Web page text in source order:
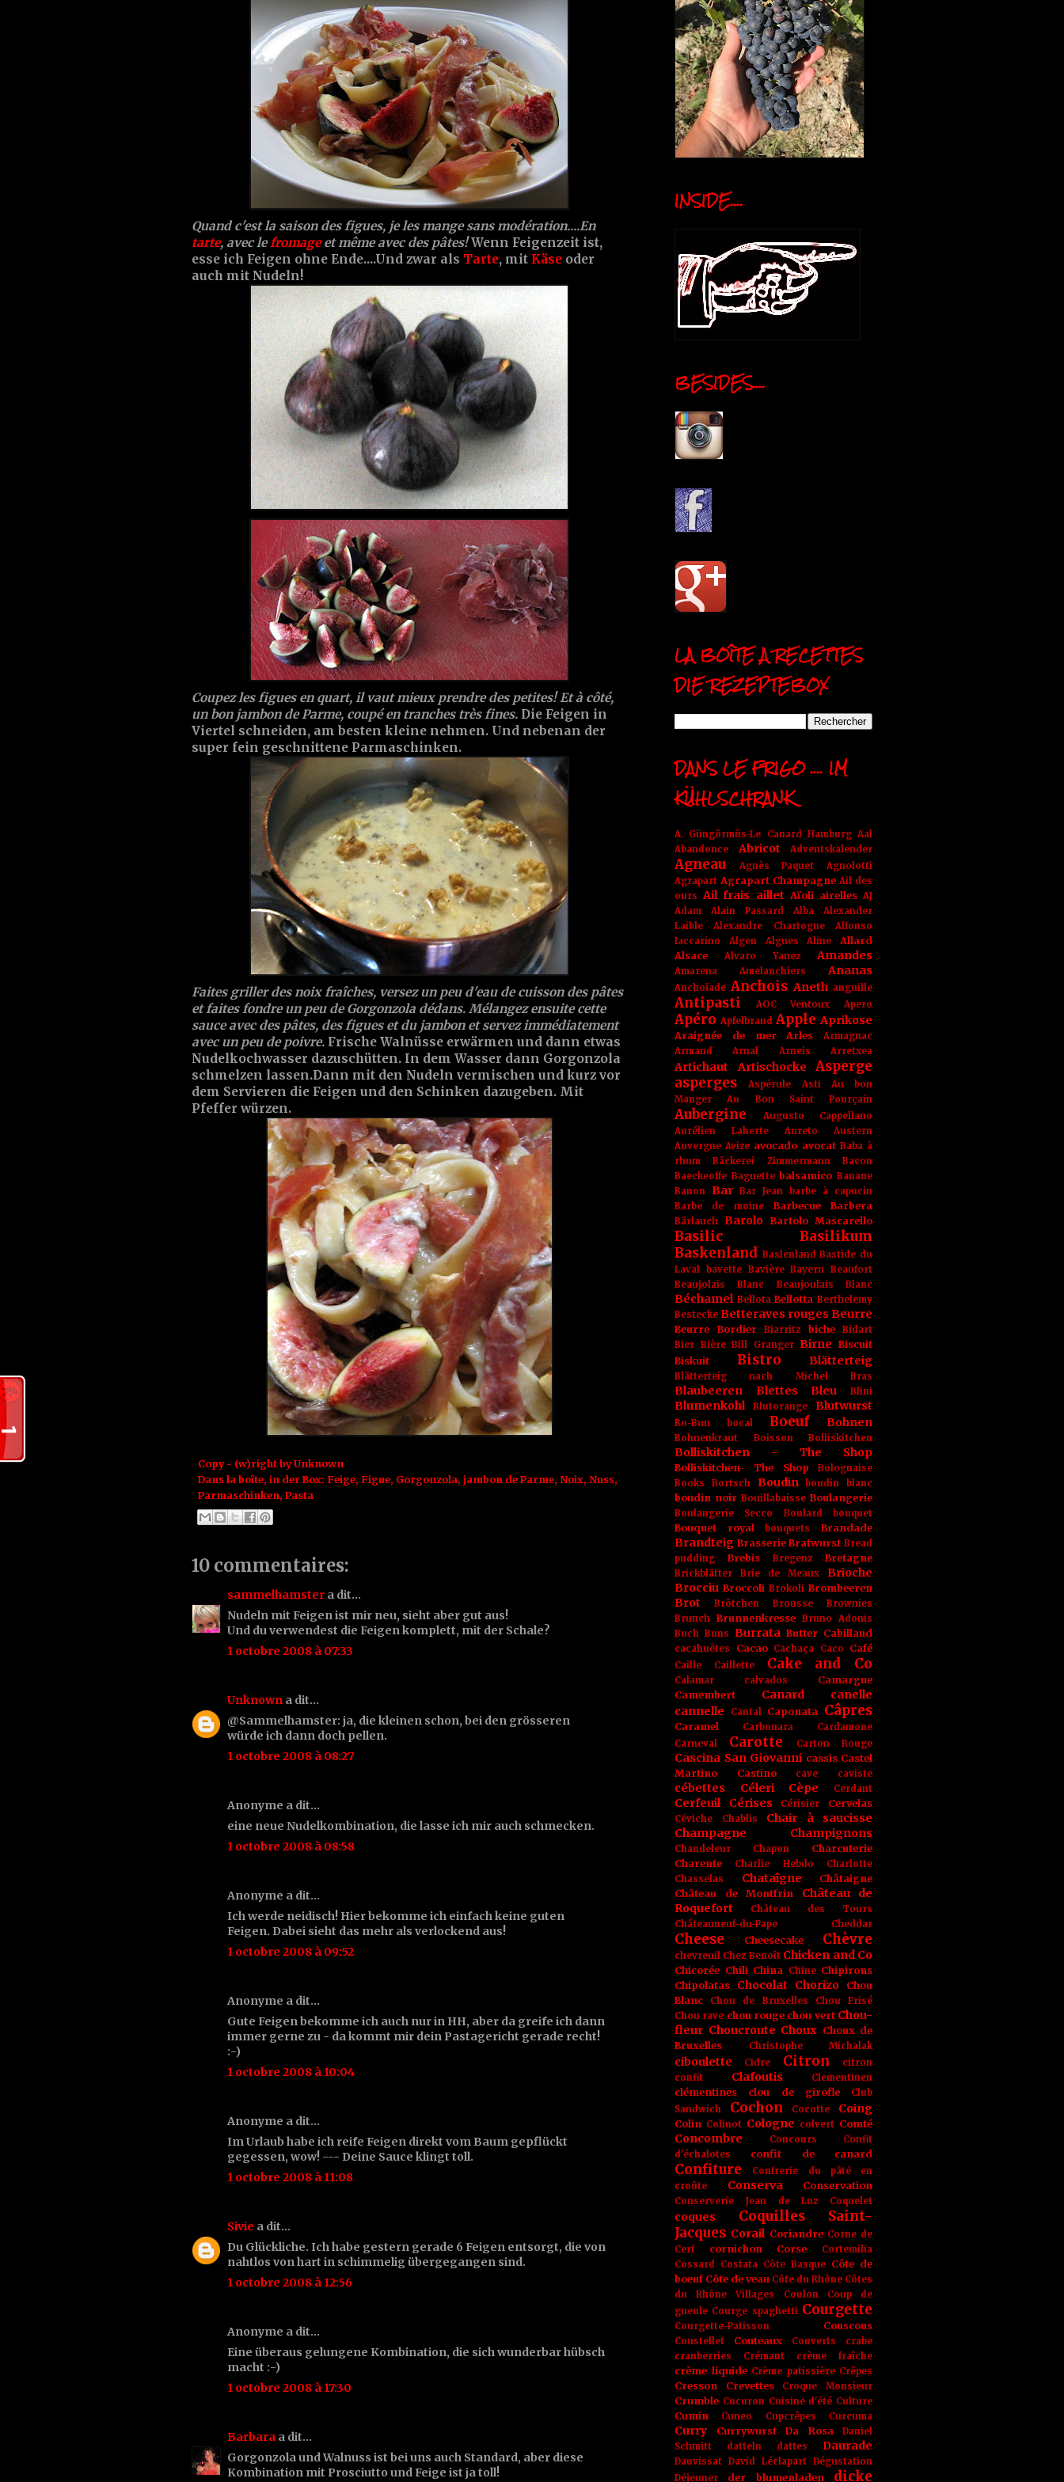
Quand c'est la saison des figues, je les mange sans modération....En
tarte, avec lefromageet même avec des pâtes!Wenn Feigenzeit ist,
esse ich Feigen ohne Ende....Und zwar als Tarte, mit Käse oder
auch mit Nudeln!
Coupez les figues en quart, il vaut mieux prendre des petites! Et à côté,
un bon jambon de Parme, coupé en tranches très fines. Die Feigen in
Viertel schneiden, am besten kleine nehmen. Und nebenan der
super fein geschnittene Parmaschinken.
Faites griller des noix fraîches, versez un peu d'eau de cuisson des pâtes
et faites fondre un peu de Gorgonzola dédans. Mélangez ensuite cette
sauce avec des pâtes, des figues et du jambon et servez immédiatement
avec un peu de poivre. Frische Walnüsse erwärmen und dann etwas
Nudelkochwasser dazuschütten. In dem Wasser dann Gorgonzola
schmelzen lassen.Dann mit den Nudeln vermischen und kurz vor
dem Servieren die Feigen und den Schinken dazugeben. Mit
Pfeffer würzen.
Copy - (w)right byUnknown
Dans la boîte, in der Box: Feige, Figue, Gorgonzola, jambon de Parme, Noix, Nuss,
Parmaschinken, Pasta
10 commentaires:
sammelhamster a dit…
Nudeln mit Feigen ist mir neu, sieht aber gut aus!
Und du verwendest die Feigen komplett, mit der Schale?
1 octobre 2008 à 07:33
Unknown a dit…
@Sammelhamster: ja, die kleinen schon, bei den grösseren
würde ich dann doch pellen.
1 octobre 2008 à 08:27
Anonyme a dit…
eine neue Nudelkombination, die lasse ich mir auch schmecken.
1 octobre 2008 à 08:58
Anonyme a dit…
Ich werde neidisch! Hier bekomme ich einfach keine guten
Feigen. Dabei sieht das mehr als verlockend aus!
1 octobre 2008 à 09:52
Anonyme a dit…
Gute Feigen bekomme ich auch nur in HH, aber da greife ich dann
immer gerne zu - da kommt mir dein Pastagericht gerade recht!
:-)
1 octobre 2008 à 10:04
Anonyme a dit…
Im Urlaub habe ich reife Feigen direkt vom Baum gepflückt
gegessen, wow! --- Deine Sauce klingt toll.
1 octobre 2008 à 11:08
Sivie a dit…
Du Glückliche. Ich habe gestern gerade 6 Feigen entsorgt, die von
nahtlos von hart in schimmelig übergegangen sind.
1 octobre 2008 à 12:56
Anonyme a dit…
Eine überaus gelungene Kombination, die sich wunderbar hübsch
macht :-)
1 octobre 2008 à 17:30
Barbara a dit…
Gorgonzola und Walnuss ist bei uns auch Standard, aber diese
Kombination mit Prosciutto und Feige ist ja toll!
INSIDE....
BESIDES....
LA BOÎTE A RECETTES
DIE REZEPTEBOX
DANS LE FRIGO .... IM
KÜHLSCHRANK
A. Güngörmüs-Le Canard Hamburg Aal
Abandonce
Abricot Adventskalender
Agneau Agnès Paquet
Agnolotti
Agrapart Agrapart Champagne Ail des
ours Ail frais aillet Aïoli airelles AJ
Adam
Alain Passard Alba
Alexander
Laible
Alexandre Chartogne
Alfonso
Iaccarino
Algen Algues Aline
Allard
Alsace
Alvaro Yanez Amandes
Amarena Amelanchiers Ananas
Anchoïade Anchois Aneth anguille
Antipasti AOC Ventoux Apero
Apéro Apfelbrand Apple Aprikose
Araignée de mer Arles
Armagnac
Armand Arnal
Arneis Arretxea
Artichaut Artischocke
Asperge
asperges
Aspérule Asti
Au bon
Manger
Au Bon Saint Pourçain
Aubergine
Augusto Cappellano
Aurélien Laherte
Aureto
Austern
Auvergne Avize avocado avocat Baba à
rhum
Bäckerei Zimmermann
Bacon
Baeckeoffe Baguette balsamico Banane
Banon Bar Bar Jean
barbe à capucin
Barbe de moine
Barbecue Barbera
Bärlauch Barolo Bartolo Mascarello
Basilic
Basilikum
Baskenland Baslenland Bastide du
Laval
bavette Bavière Bayern Beaufort
Beaujolais Blanc
Beaujoulais Blanc
Béchamel Bellota Bellotta Berthelemy
Bestecke Betteraves rouges Beurre
Beurre Bordier Biarritz biche
Bidart
Bier Bière Bill Granger Birne
Biscuit
Biskuit
Bistro Blätterteig
Blätterteig nach Michel Bras
Blaubeeren Blettes Bleu Blini
Blumenkohl Blutorange Blutwurst
Bo-Bun bocal Boeuf Bohnen
Bohnenkraut Boisson Bolliskitchen
Bolliskitchen - The Shop
Bolliskitchen- The Shop
Bolognaise
Books
Bortsch Boudin boudin blanc
boudin noir Bouillabaisse Boulangerie
Boulangerie Secco Boulard bouquet
Bouquet royal bouquets Brandade
Brandteig Brasserie Bratwurst Bread
pudding
Brebis Bregenz Bretagne
Brickblätter Brie de Meaux
Brioche
Brocciu Broccoli Brokoli Brombeeren
Brot Brötchen Brousse
Brownies
Brunch Brunnenkresse Bruno Adonis
Buch Buns Burrata Butter Cabillaud
cacahuètes Cacao Cachaça Caco Café
Caille Caillette Cake and Co
Calamar calvados
Camargue
Camembert
Canard
canelle
cannelle
Cantal Caponata Câpres
Caramel Carbonara
Cardamone
Carneval
Carotte Carton Rouge
Cascina San Giovanni cassis Castel
Martino
Castino cave caviste
cébettes Céleri Cèpe Cerdant
Cerfeuil Cérises Cérisier Cervelas
Céviche Chablis
Chair à saucisse
Champagne
Champignons
Chandeleur Chapon
Charcuterie
Charente
Charlie Hebdo
Charlotte
Chasselas
Chataîgne
Châtaigne
Château de Montfrin
Château de
Roquefort
Château des Tours
Châteauneuf-du-Pape
Cheddar
Cheese Cheesecake Chèvre
chevreuil Chez Benoît Chicken and Co
Chicorée Chili China Chine Chipirons
Chipolatas
Chocolat Chorizo
Chou
Blanc
Chou de Bruxelles
Chou Frisé
Chou rave chou rouge chou vert Chou-
fleur Choucroute Choux Choux de
Bruxelles
Christophe Michalak
ciboulette Cidre Citron
citron
confit
Clafoutis Clementinen
clémentines clou de girofle
Club
Sandwich
Cochon Cocotte Coing
Colin Colinot Cologne colvert Comté
Concombre Concours
Confit
d'échalotes
confit de canard
Confiture
Confrerie du pâté en
croûte
Conserva Conservation
Conserverie Jean de Luz Coquelet
coques
Coquilles Saint-
Jacques Corail Coriandre Corne de
Cerf
cornichon Corse
Cortemilia
Cossard Costata Côte Basque Côte de
boeuf Côte de veau Côte du Rhône Côtes
du Rhône Villages
Coulon
Coup de
gueule Courge spaghetti Courgette
Courgette-Patisson Couscous
Coustellet Couteaux Couverts
crabe
cranberries
Crémant crème fraîche
crème liquide Crème patissière Crêpes
Cresson Crevettes Croque Monsieur
Crumble Cucuron Cuisine d'été Culture
Cumin Cuneo Cupcrêpes Curcuma
Curry Currywurst Da Rosa
Daniel
Schmitt
datteln dattes Daurade
Dauvissat David Léclapart Dégustation
Déjeuner
der blumenladen dicke